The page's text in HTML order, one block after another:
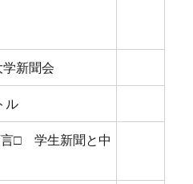
新聞会
ル
□ 学生新聞と中